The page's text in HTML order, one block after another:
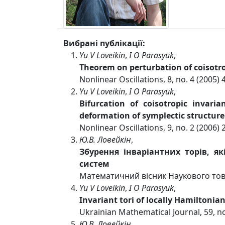
Вибрані публікації:
Yu V Loveikin,I O Parasyuk,
Theorem on perturbation of
Nonlinear Oscillations, 8, no. 4 (2005)
Yu V Loveikin,I O Parasyuk,
Bifurcation of coisotropic
deformation of symplectic structure
Nonlinear Oscillations, 9, no. 2 (2006)
Ю.В. Ловейкін,
Збурення інваріантних торів,
систем
Математичний вісник Наукового
Yu V Loveikin,I O Parasyuk,
Invariant tori of locally
Ukrainian Mathematical Journal, 59,